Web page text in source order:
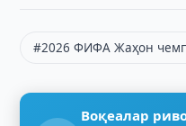
#2026 ФИФА Жаҳон
Воқеалар